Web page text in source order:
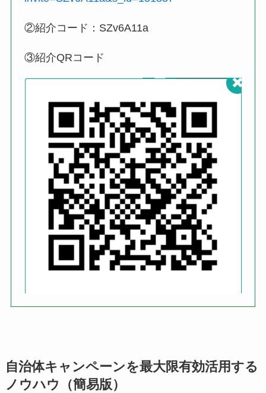
②紹介コード：SZv6A11a
③紹介QRコード
自治体キャンペーンを最大限有効活用する
ノウハウ（簡易版）